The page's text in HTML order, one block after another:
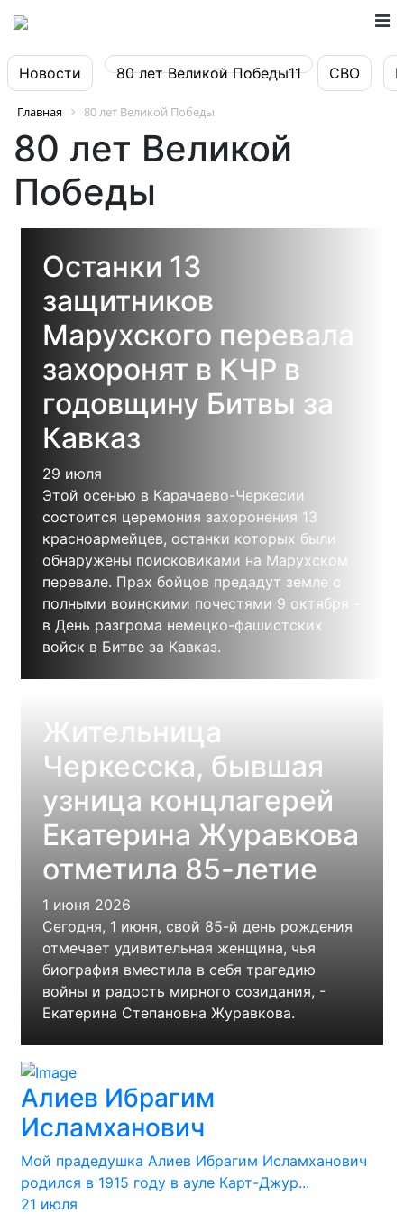
Новости 80 лет Великой Победы11 СВО
Главная 80 лет Великой Победы
80 лет Великой
Победы
Останки 13
защитников
Марухского перевала
захоронят в КЧР в
годовщину Битвы за
Кавказ
29 июля
Этой осенью в Карачаево-Черкесии
состоится церемония захоронения 13
красноармейцев, останки которых были
обнаружены поисковиками на Марухском
перевале. Прах бойцов предадут земле с
полными воинскими почестями 9 октября -
в День разгрома немецко-фашистских
войск в Битве за Кавказ.
Жительница
Черкесска, бывшая
узница концлагерей
Екатерина Журавкова
отметила 85-летие
1 июня 2026
Сегодня, 1 июня, свой 85-й день рождения
отмечает удивительная женщина, чья
биография вместила в себя трагедию
войны и радость мирного созидания, -
Екатерина Степановна Журавкова.
Алиев Ибрагим
Исламханович
Мой прадедушка Алиев Ибрагим Исламханович
родился в 1915 году в ауле Карт-Джур...
21 июля